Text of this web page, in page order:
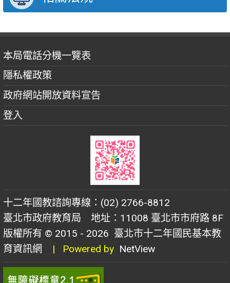
本局電話分機一覽表
隱私權政策
政府網站開放資料宣告
登入
十二年國教諮詢專線：(02) 2766-8812
臺北市政府教育局 地址：11008 臺北市市府路 8F
版權所有 © 2015 - 2026 臺北市十二年國民基本教
育資訊網
| Powered by NetView